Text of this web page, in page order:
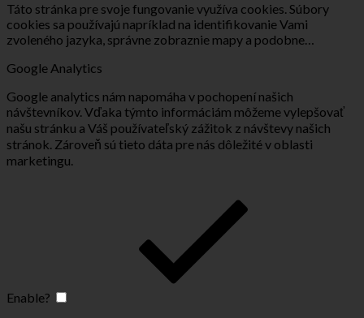
Táto stránka pre svoje fungovanie využíva cookies. Súbory
cookies sa používajú napríklad na identifikovanie Vami
zvoleného jazyka, správne zobraznie mapy a podobne…
Google Analytics
Google analytics nám napomáha v pochopení našich
návštevníkov. Vďaka týmto informáciám môžeme vylepšovať
našu stránku a Váš používateľský zážitok z návštevy našich
stránok. Zároveň sú tieto dáta pre nás dôležité v oblasti
marketingu.
Enable?